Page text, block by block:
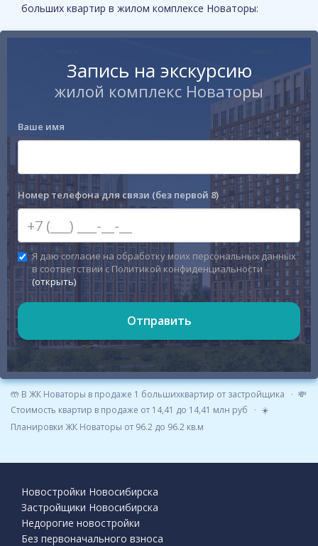
🤲 В ЖК Новаторы в продаже 1 большихквартир от застройщика
💸
Стоимость квартир в продаже от 14,41 до 14,41 млн руб
☀️
Планировки ЖК Новаторы от 96.2 до 96.2 кв.м
больших квартир в жилом комплексе Новаторы:
Запись на экскурсию
жилой комплекс Новаторы
Ваше имя
Номер телефона для связи (без первой 8)
Я даю согласие на обработку моих персональных данных
в соответствии с Политикой конфиденциальности
(открыть)
Отправить
Новостройки Новосибирска
Застройщики Новосибирска
Недорогие новостройки
Без первоначального взноса